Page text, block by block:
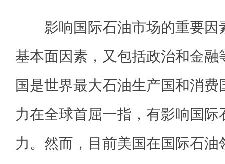
影响国际石油市场的重要因
基本面因素，又包括政治和金
国是世界最大石油生产国和消
力在全球首屈一指，有影响国际
力。然而，目前美国在国际石油